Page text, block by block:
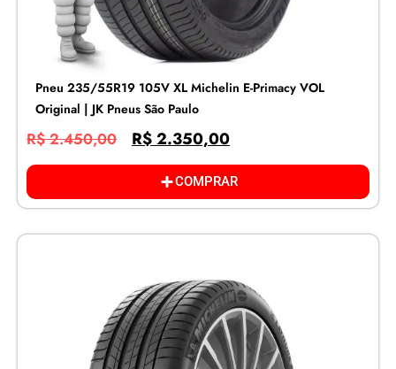
Pneu 235/55R19 105V XL Michelin E-Primacy VOL
Original | JK Pneus São Paulo
R$2.450,00 R$2.350,00
COMPRAR